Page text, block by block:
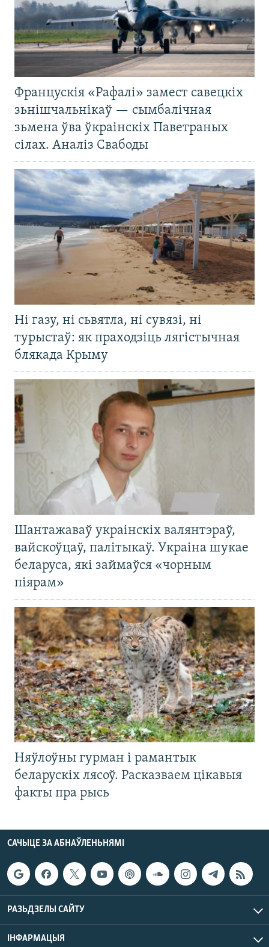
Францускія «Рафалі» замест савецкіх
зьнішчальнікаў — сымбалічная
зьмена ўва ўкраінскіх Паветраных
сілах. Аналіз Свабоды
Ні газу, ні сьвятла, ні сувязі, ні
турыстаў: як праходзіць лягістычная
блякада Крыму
Шантажаваў украінскіх валянтэраў,
вайскоўцаў, палітыкаў. Украіна шукае
беларуса, які займаўся «чорным
піярам»
Няўлоўны гурман і рамантык
беларускіх лясоў. Расказваем цікавыя
факты пра рысь
САЧЫЦЕ ЗА АБНАЎЛЕНЬНЯМІ
РАЗЬДЗЕЛЫ САЙТУ
ІНФАРМАЦЫЯ